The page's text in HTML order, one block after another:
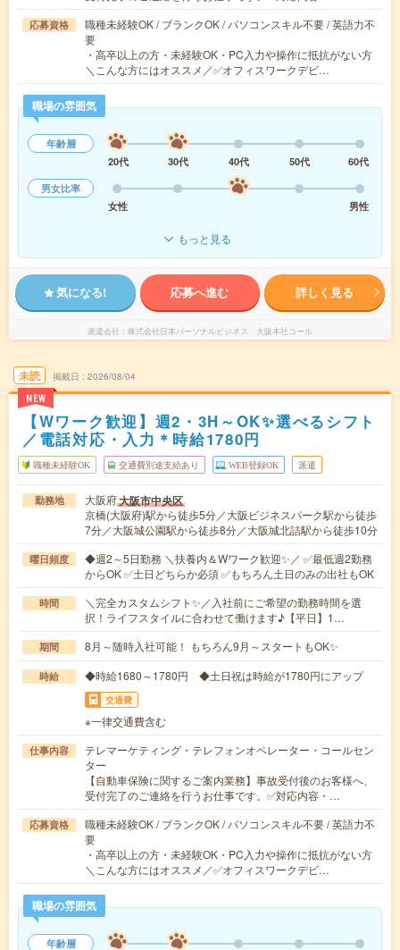
応募資格
職種未経験OK / ブランクOK / パソコンスキル不要 / 英語力不
要
・高卒以上の方・未経験OK・PC入力や操作に抵抗がない方
＼こんな方にはオススメ／✅オフィスワークデビ…
職場の雰囲気
年齢層
20代
30代 40代 50代
60代
男女比率
女性
男性
もっと見る
気になる! 応募へ進む 詳しく見る
派遣会社 株式会社日本パーソナルビジネス 大阪本社コール
未読
NEW
掲載日 2026/08/04
【Wワーク歓迎】週2・3H～OK✨選べるシフト
／電話対応・入力＊時給1780円
職種未経験OK 交通費別途支給あり WEB登録OK 派遣
勤務地 大阪府大阪市中央区
京橋(大阪府)駅から徒歩5分／大阪ビジネスパーク駅から徒歩
7分／大阪城公園駅から徒歩8分／大阪城北詰駅から徒歩10分
曜日頻度
◆週2～5日勤務 ＼扶養内＆Wワーク歓迎✨／ ✅最低週2勤務
からOK ✅土日どちらか必須 ✅もちろん土日のみの出社もOK
時間
＼完全カスタムシフト✨／入社前にご希望の勤務時間を選
択！ライフスタイルに合わせて働けます♪【平日】1…
期間 8月～随時入社可能！ もちろん9月～スタートもOK✨
時給 ◆時給1680～1780円 ◆土日祝は時給が1780円にアップ
交通費
※一律交通費含む
仕事内容
テレマーケティング・テレフォンオペレーター・コールセン
ター
【自動車保険に関するご案内業務】事故受付後のお客様へ、
受付完了のご連絡を行うお仕事です。✅対応内容・…
応募資格
職種未経験OK / ブランクOK / パソコンスキル不要 / 英語力不
要
・高卒以上の方・未経験OK・PC入力や操作に抵抗がない方
＼こんな方にはオススメ／✅オフィスワークデビ…
職場の雰囲気
年齢層